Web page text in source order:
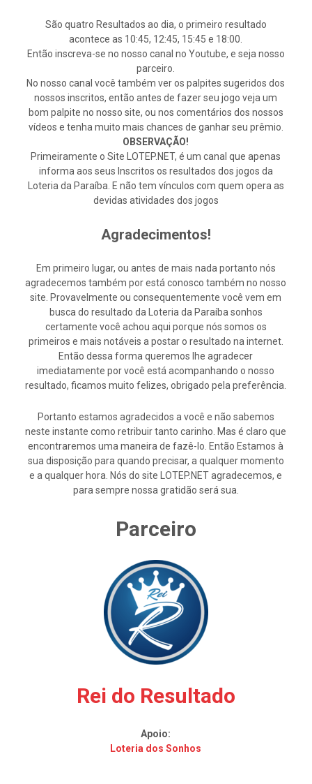
São quatro Resultados ao dia, o primeiro resultado
acontece as 10:45, 12:45, 15:45 e 18:00.
Então inscreva-se no nosso canal no Youtube, e seja nosso
parceiro.
No nosso canal você também ver os palpites sugeridos dos
nossos inscritos, então antes de fazer seu jogo veja um
bom palpite no nosso site, ou nos comentários dos nossos
vídeos e tenha muito mais chances de ganhar seu prêmio.
OBSERVAÇÃO!
Primeiramente o Site LOTEP.NET, é um canal que apenas
informa aos seus Inscritos os resultados dos jogos da
Loteria da Paraíba. E não tem vínculos com quem opera as
devidas atividades dos jogos
Agradecimentos!
Em primeiro lugar, ou antes de mais nada portanto nós
agradecemos também por está conosco também no nosso
site. Provavelmente ou consequentemente você vem em
busca do resultado da Loteria da Paraíba sonhos
certamente você achou aqui porque nós somos os
primeiros e mais notáveis a postar o resultado na internet.
Então dessa forma queremos lhe agradecer
imediatamente por você está acompanhando o nosso
resultado, ficamos muito felizes, obrigado pela preferência.
Portanto estamos agradecidos a você e não sabemos
neste instante como retribuir tanto carinho. Mas é claro que
encontraremos uma maneira de fazê-lo. Então Estamos à
sua disposição para quando precisar, a qualquer momento
e a qualquer hora. Nós do site LOTEP.NET agradecemos, e
para sempre nossa gratidão será sua.
Parceiro
Rei do Resultado
Apoio:
Loteria dos Sonhos